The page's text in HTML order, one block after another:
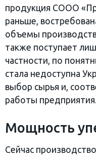
продукция СООО
раньше,
объемы
также поступает
частности, по
стала недоступна
выбор сырья и,
работы
Мощность
Сейчас